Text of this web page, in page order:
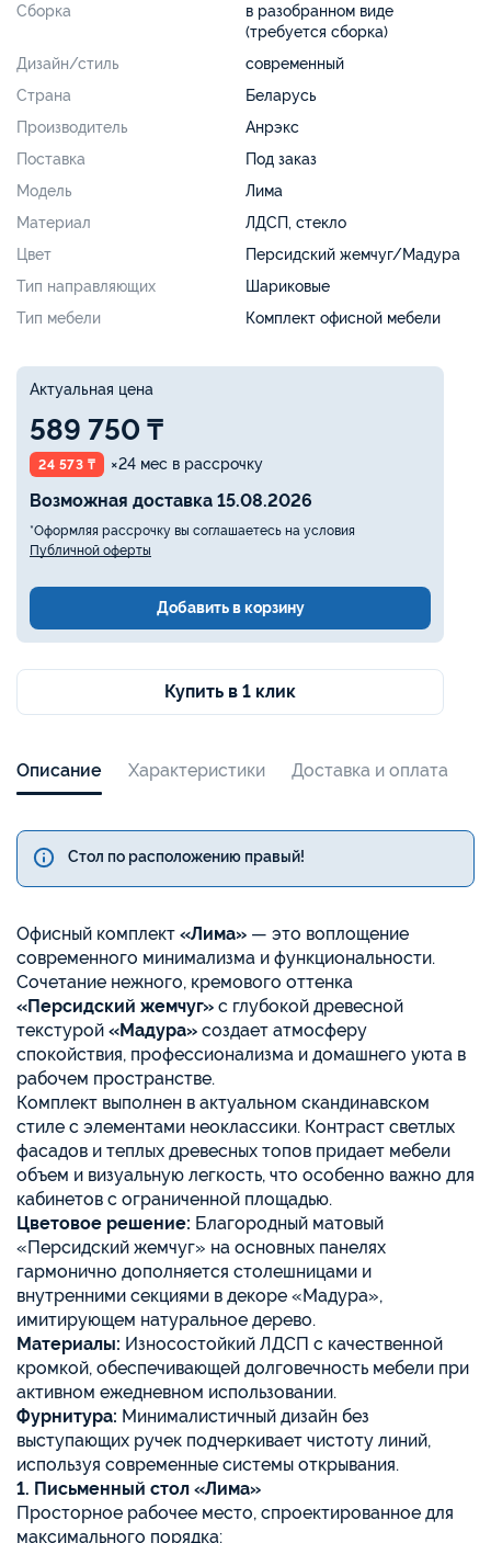
Сборка
в разобранном виде
(требуется сборка)
Дизайн/стиль
современный
Страна
Беларусь
Производитель
Анрэкс
Поставка
Под заказ
Модель
Лима
Материал
ЛДСП, стекло
Цвет
Персидский жемчуг/Мадура
Тип направляющих
Шариковые
Тип мебели
Комплект офисной мебели
Актуальная цена
589 750 ₸
24 573 ₸ ×24 мес в рассрочку
Возможная доставка 15.08.2026
*Оформляя рассрочку вы соглашаетесь на условия
Публичной оферты
Добавить в корзину
Купить в 1 клик
Описание Характеристики Доставка и оплата
Стол по расположению правый!
Офисный комплект «Лима» — это воплощение
современного минимализма и функциональности.
Сочетание нежного, кремового оттенка
«Персидский жемчуг» с глубокой древесной
текстурой «Мадура» создает атмосферу
спокойствия, профессионализма и домашнего уюта в
рабочем пространстве.
Комплект выполнен в актуальном скандинавском
стиле с элементами неоклассики. Контраст светлых
фасадов и теплых древесных топов придает мебели
объем и визуальную легкость, что особенно важно для
кабинетов с ограниченной площадью.
Цветовое решение: Благородный матовый
«Персидский жемчуг» на основных панелях
гармонично дополняется столешницами и
внутренними секциями в декоре «Мадура»,
имитирующем натуральное дерево.
Материалы: Износостойкий ЛДСП с качественной
кромкой, обеспечивающей долговечность мебели при
активном ежедневном использовании.
Фурнитура: Минималистичный дизайн без
выступающих ручек подчеркивает чистоту линий,
используя современные системы открывания.
1. Письменный стол «Лима»
Просторное рабочее место, спроектированное для
максимального порядка: